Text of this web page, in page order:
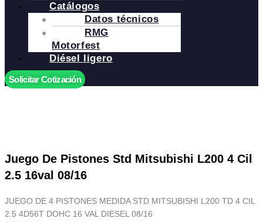
Catálogos
Datos técnicos
RMG
Motorfest
Diésel ligero
Solicitar Cotización
Juego De Pistones Std Mitsubishi L200 4 Cil
2.5 16val 08/16
JUEGO DE 4 PISTONES MEDIDA STD MITSUBISHI L200 TD 4 CIL
2.5 4D56T DOHC 16 VAL DIESEL 08/16